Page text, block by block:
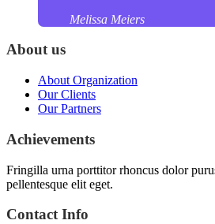
Melissa Meiers
About us
About Organization
Our Clients
Our Partners
Achievements
Fringilla urna porttitor rhoncus dolor
pellentesque elit eget.
Contact Info